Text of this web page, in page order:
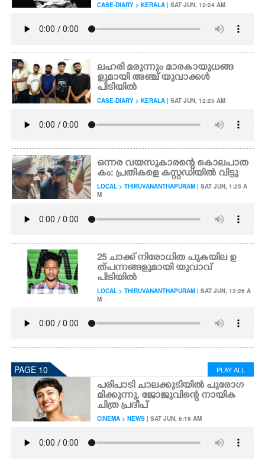
CASE-DIARY > KERALA | SAT JUN, 12:24 AM
ലഹരി മരുന്നും മാരകായുധങ്ങ
ളുമായി അഞ്ച് യുവാക്കൾ
പിടിയിൽ
CASE-DIARY > KERALA | SAT JUN, 12:25 AM
ഒന്നര വയസുകാരന്റെ കൊലപാത
കം: പ്രതികളെ കസ്റ്റഡിയിൽ വിട്ടു
LOCAL > THIRUVANANTHAPURAM | SAT JUN, 1:25 A
M
25 ചാക്ക് നിരോധിത പുകയില ഉ
ത്പന്നങ്ങളുമായി യുവാവ്
പിടിയിൽ ​
LOCAL > THIRUVANANTHAPURAM | SAT JUN, 12:26 A
M
PAGE 10 PLAY ALL
പരിപാടി ചാലക്കുടിയിൽ പുരോഗ
മിക്കുന്നു, ജോജുവിന്റെ നായിക
ചിത്ര പ്രദീപ്
CINEMA > NEWS | SAT JUN, 6:19 AM